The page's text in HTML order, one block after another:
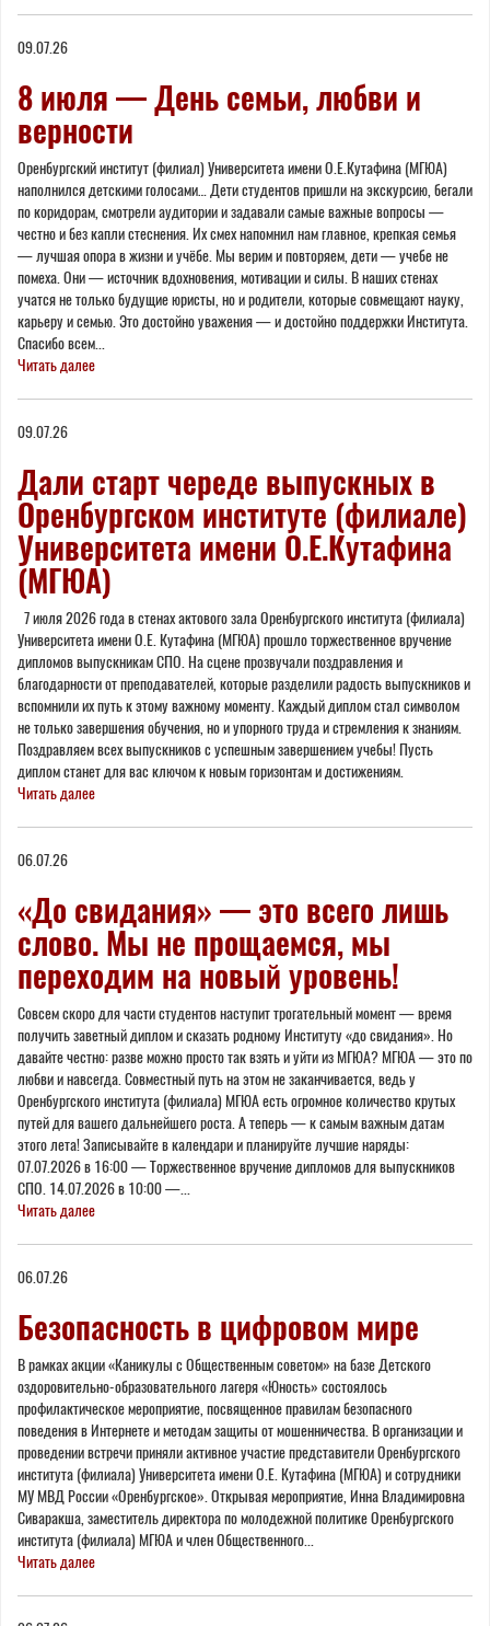
09.07.26
8 июля — День семьи, любви и
верности
Оренбургский институт (филиал) Университета имени О.Е.Кутафина (МГЮА)
наполнился детскими голосами… Дети студентов пришли на экскурсию, бегали
по коридорам, смотрели аудитории и задавали самые важные вопросы —
честно и без капли стеснения. Их смех напомнил нам главное, крепкая семья
— лучшая опора в жизни и учёбе. Мы верим и повторяем, дети — учебе не
помеха. Они — источник вдохновения, мотивации и силы. В наших стенах
учатся не только будущие юристы, но и родители, которые совмещают науку,
карьеру и семью. Это достойно уважения — и достойно поддержки Института.
Спасибо всем...
Читать далее
09.07.26
Дали старт череде выпускных в
Оренбургском институте (филиале)
Университета имени О.Е.Кутафина
(МГЮА)
7 июля 2026 года в стенах актового зала Оренбургского института (филиала)
Университета имени О.Е. Кутафина (МГЮА) прошло торжественное вручение
дипломов выпускникам СПО. На сцене прозвучали поздравления и
благодарности от преподавателей, которые разделили радость выпускников и
вспомнили их путь к этому важному моменту. Каждый диплом стал символом
не только завершения обучения, но и упорного труда и стремления к знаниям.
Поздравляем всех выпускников с успешным завершением учебы! Пусть
диплом станет для вас ключом к новым горизонтам и достижениям.
Читать далее
06.07.26
«До свидания» — это всего лишь
слово. Мы не прощаемся, мы
переходим на новый уровень!
Совсем скоро для части студентов наступит трогательный момент — время
получить заветный диплом и сказать родному Институту «до свидания». Но
давайте честно: разве можно просто так взять и уйти из МГЮА? МГЮА — это по
любви и навсегда. Совместный путь на этом не заканчивается, ведь у
Оренбургского института (филиала) МГЮА есть огромное количество крутых
путей для вашего дальнейшего роста. А теперь — к самым важным датам
этого лета! Записывайте в календари и планируйте лучшие наряды:
07.07.2026 в 16:00 — Торжественное вручение дипломов для выпускников
СПО. 14.07.2026 в 10:00 —...
Читать далее
06.07.26
Безопасность в цифровом мире
В рамках акции «Каникулы с Общественным советом» на базе Детского
оздоровительно-образовательного лагеря «Юность» состоялось
профилактическое мероприятие, посвященное правилам безопасного
поведения в Интернете и методам защиты от мошенничества. В организации и
проведении встречи приняли активное участие представители Оренбургского
института (филиала) Университета имени О.Е. Кутафина (МГЮА) и сотрудники
МУ МВД России «Оренбургское». Открывая мероприятие, Инна Владимировна
Сиваракша, заместитель директора по молодежной политике Оренбургского
института (филиала) МГЮА и член Общественного...
Читать далее